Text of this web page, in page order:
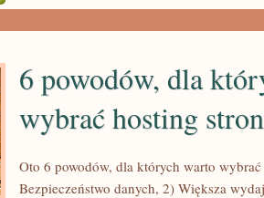
NA
BEZPIECZEŃSTWO
6 powodów, dla
wybrać hosting stron
Oto 6 powodów, dla których warto
Bezpieczeństwo danych, 2) Większa